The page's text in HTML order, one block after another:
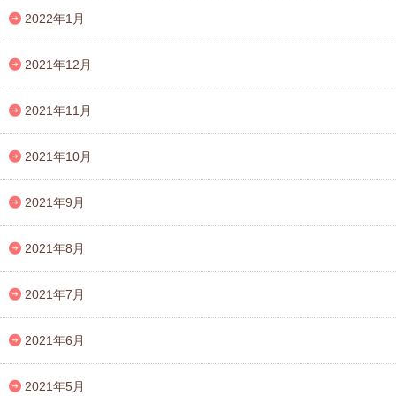
2022年1月
2021年12月
2021年11月
2021年10月
2021年9月
2021年8月
2021年7月
2021年6月
2021年5月